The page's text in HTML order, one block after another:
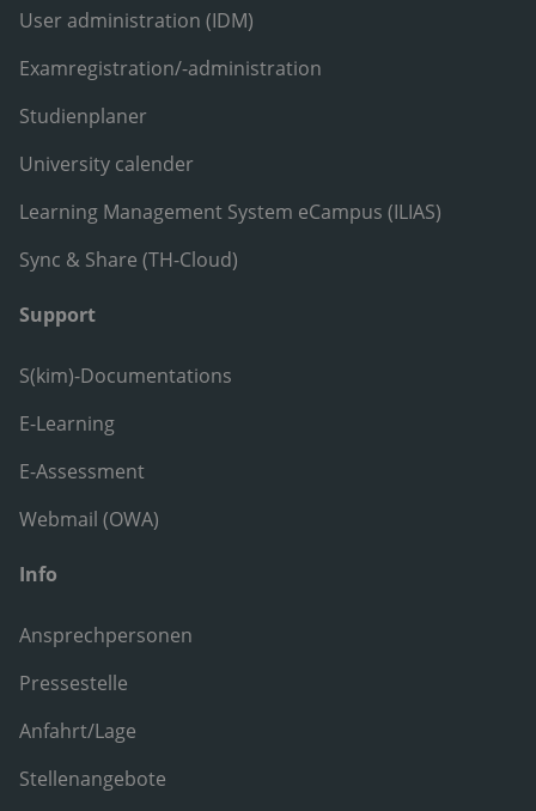
User administration (IDM)
Examregistration/-administration
Studienplaner
University calender
Learning Management System eCampus (ILIAS)
Sync & Share (TH-Cloud)
Support
S(kim)-Documentations
E-Learning
E-Assessment
Webmail (OWA)
Info
Ansprechpersonen
Pressestelle
Anfahrt/Lage
Stellenangebote